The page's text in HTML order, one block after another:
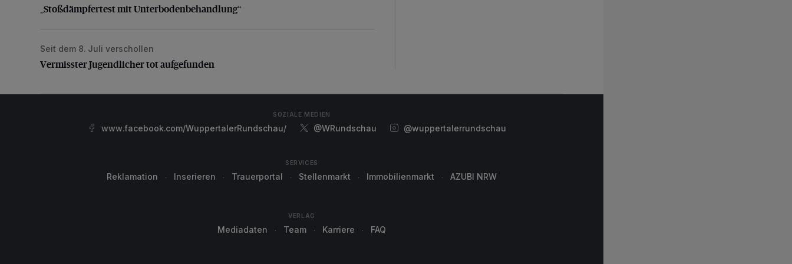
„Stoßdämpfertest mit Unterbodenbehandlung“
Vermisster Jugendlicher tot aufgefunden
Seit dem 8. Juli verschollen
Vermisster Jugendlicher tot aufgefunden
SOZIALE MEDIEN
www.facebook.com/WuppertalerRundschau/ @WRundschau @wuppertalerrundschau
SERVICES
Reklamation Inserieren Trauerportal Stellenmarkt Immobilienmarkt AZUBI NRW
VERLAG
Mediadaten Team Karriere FAQ